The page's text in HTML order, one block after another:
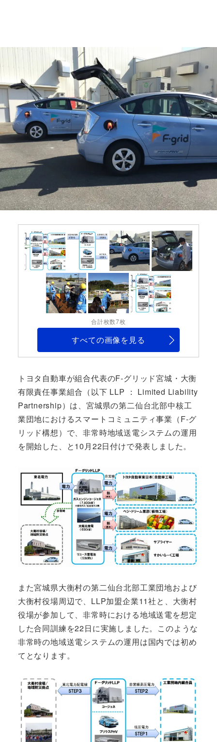
合計枚数7枚
すべての画像を見る
トヨタ自動車が組合代表のF-グリッド宮城・大衡
有限責任事業組合（以下 LLP ： Limited Liability
Partnership）は、宮城県の第二仙台北部中核工
業団地におけるスマートコミュニティ事業（F-グ
リッド構想）で、非常時地域送電システムの運用
を開始した、と10月22日付けで発表しました。
また宮城県大衡村の第二仙台北部工業団地および
大衡村役場周辺で、LLP加盟企業11社と、大衡村
役場が参加して、非常時における地域送電を想定
した合同訓練を22日に実施しました。このような
非常時の地域送電システムの運用は国内では初め
てとなります。